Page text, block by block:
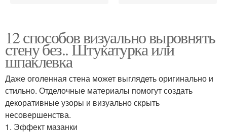
12 способов визуально выровнять
стену без.. Штукатурка или
шпаклевка
Даже оголенная стена может выглядеть оригинально и
стильно. Отделочные материалы помогут создать
декоративные узоры и визуально скрыть
несовершенства.
1. Эффект мазанки